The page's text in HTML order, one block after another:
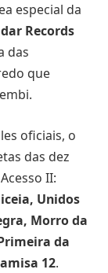
especial da
Records
das
que
oficiais, o
das dez
II:
Unidos
Morro da
da
12.